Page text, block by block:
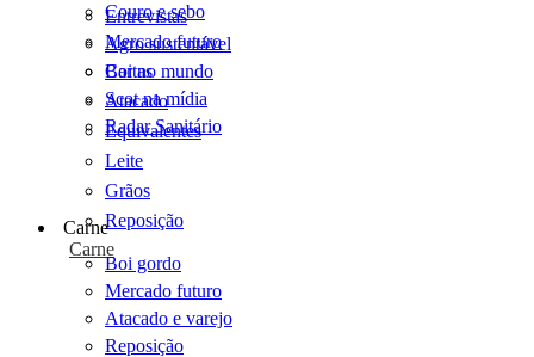
Entrevistas
Agro sustentável
Cartas
Scot na mídia
Radar Sanitário
Couro e sebo
Mercado futuro
Boi no mundo
Atacado
Equivalentes
Leite
Grãos
Reposição
Carne
Carne
Boi gordo
Mercado futuro
Atacado e varejo
Reposição